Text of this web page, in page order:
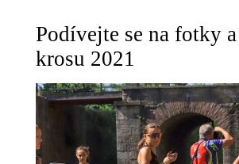
Podívejte se na fotky
krosu 2021